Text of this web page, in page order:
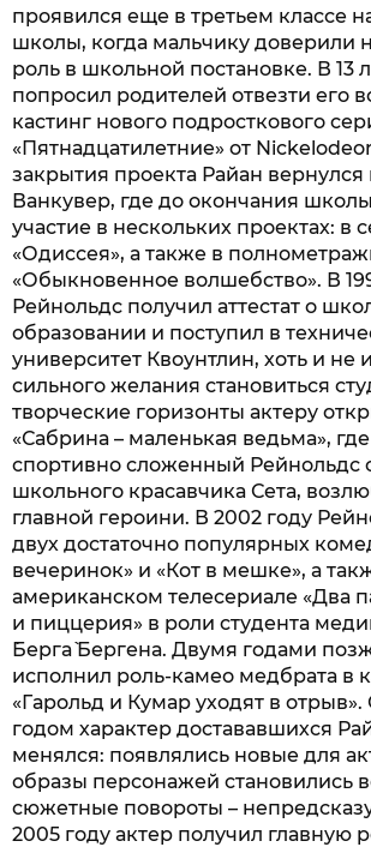
проявился еще в третьем классе
школы, когда мальчику доверили
роль в школьной постановке. В 13
попросил родителей отвезти его
кастинг нового подросткового
«Пятнадцатилетние» от
закрытия проекта Райан
Ванкувер, где до окончания
участие в нескольких проектах: в
«Одиссея», а также в
«Обыкновенное волшебство». В
Рейнольдс получил аттестат о
образовании и поступил в
университет Квоунтлин, хоть и не
сильного желания становиться
творческие горизонты актеру
«Сабрина – маленькая ведьма»,
спортивно сложенный Рейнольдс
школьного красавчика Сета,
главной героини. В 2002 году
двух достаточно популярных
вечеринок» и «Кот в мешке», а
американском телесериале «Два
и пиццерия» в роли студента
`Берга` Бергена. Двумя годами
исполнил роль-камео медбрата в
«Гарольд и Кумар уходят в
годом характер достававшихся
менялся: появлялись новые для
образы персонажей становились
сюжетные повороты –
2005 году актер получил главную